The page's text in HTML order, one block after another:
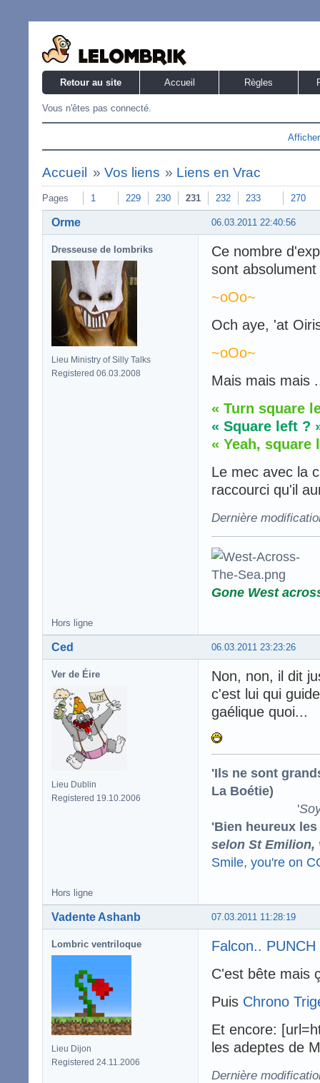
Retour au site Accueil Règles
Vous n'êtes pas connecté.
Accueil » Vos liens » Liens en Vrac
Pages 1 229 230 231 232 233 270
06.03.2011 22:40:56
Orme
Dresseuse de lombriks
Lieu Ministry of Silly Talks
Registered 06.03.2008
Ce nombre
sont
~oOo~
Och aye, 'at
~oOo~
Mais mais mais
« Turn square
« Square left ?
« Yeah,
Le mec avec la
raccourci qu'il
Dernière
Gone West
Hors ligne
06.03.2011 23:23:26
Ced
Ver de Éire
Lieu Dublin
Registered 19.10.2006
Non, non, il dit
c'est lui qui
gaélique quoi...
'Ils ne sont
La Boétie)
'
'Bien heureux
selon St Emilion,
Smile, you're on
Hors ligne
07.03.2011 11:28:19
Vadente Ashanb
Lombric ventriloque
Lieu Dijon
Registered 24.11.2006
Falcon.. PUNCH
C'est bête mais
Puis Chrono
Et encore:
les adeptes de
Dernière